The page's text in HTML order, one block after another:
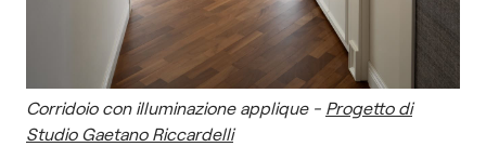
Corridoio con illuminazione applique - Progetto di
Studio Gaetano Riccardelli